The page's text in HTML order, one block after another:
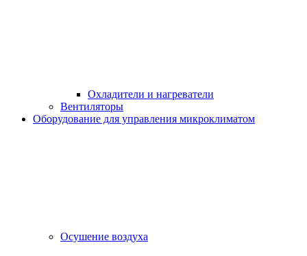
Охладители и нагреватели
Вентиляторы
Оборудование для управления микроклиматом
Осушение воздуха